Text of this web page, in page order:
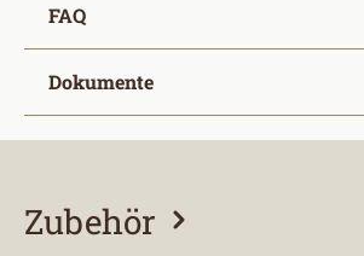
FAQ
Dokumente
Zubehör